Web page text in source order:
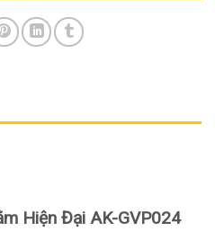
Hiện Đại AK-GVP024